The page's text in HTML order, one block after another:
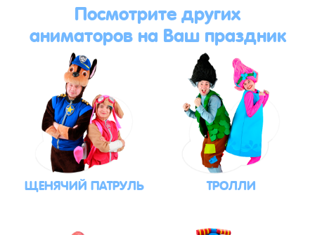
Посмотрите других
аниматоров на Ваш праздник
ЩЕНЯЧИЙ ПАТРУЛЬ ТРОЛЛИ